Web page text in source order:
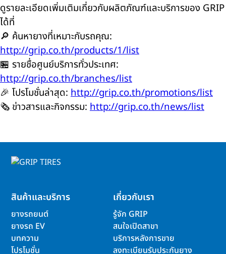
ดูรายละเอียดเพิ่มเติมเกี่ยวกับผลิตภัณฑ์และบริการของ GRIP
ได้ที่
🔎 ค้นหายางที่เหมาะกับรถคุณ:
http://grip.co.th/products/1/list
🏪 รายชื่อศูนย์บริการทั่วประเทศ:
http://grip.co.th/branches/list
🎉 โปรโมชั่นล่าสุด: http://grip.co.th/promotions/list
🗞️ ข่าวสารและกิจกรรม: http://grip.co.th/news/list
สินค้าและบริการ
ยางรถยนต์
ยางรถ EV
บทความ
โปรโมชั่น
เกี่ยวกับเรา
รู้จัก GRIP
สนใจเปิดสาขา
บริการหลังการขาย
ลงทะเบียนรับประกันยาง